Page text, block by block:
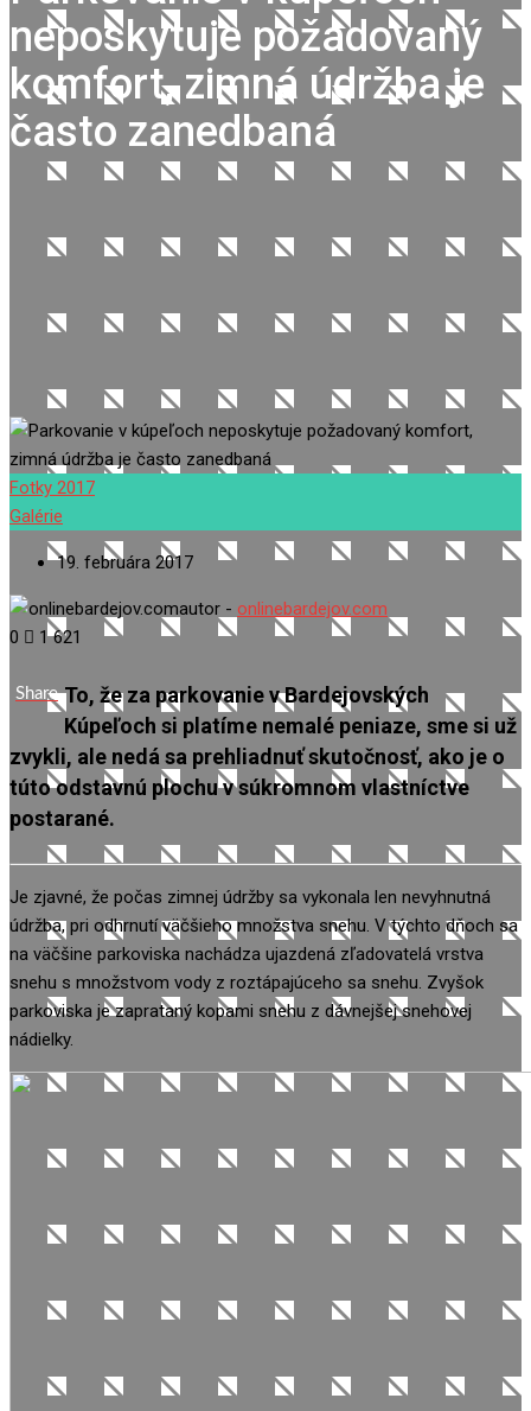
neposkytuje požadovaný
komfort, zimná údržba je
často zanedbaná
Fotky 2017
Galérie
19. februára 2017
autor - onlinebardejov.com
0
1 621
Share To, že za parkovanie v Bardejovských
Kúpeľoch si platíme nemalé peniaze, sme si už
zvykli, ale nedá sa prehliadnuť skutočnosť, ako je o
túto odstavnú plochu v súkromnom vlastníctve
postarané.
Je zjavné, že počas zimnej údržby sa vykonala len nevyhnutná
údržba, pri odhrnutí väčšieho množstva snehu. V týchto dňoch sa
na väčšine parkoviska nachádza ujazdená zľadovatelá vrstva
snehu s množstvom vody z roztápajúceho sa snehu. Zvyšok
parkoviska je zaprataný kopami snehu z dávnejšej snehovej
nádielky.